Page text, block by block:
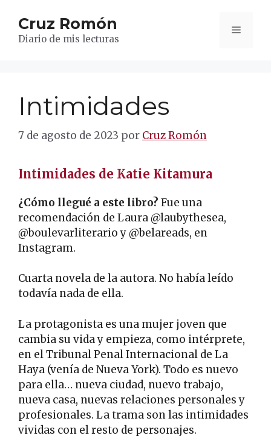
contenido
Cruz Romón
Diario de mis lecturas
Menú
Intimidades
7 de agosto de 2023 por Cruz Romón
Intimidades de Katie Kitamura
¿Cómo llegué a este libro? Fue una
recomendación de Laura @laubythesea,
@boulevarliterario y @belareads, en
Instagram.
Cuarta novela de la autora. No había leído
todavía nada de ella.
La protagonista es una mujer joven que
cambia su vida y empieza, como intérprete,
en el Tribunal Penal Internacional de La
Haya (venía de Nueva York). Todo es nuevo
para ella… nueva ciudad, nuevo trabajo,
nueva casa, nuevas relaciones personales y
profesionales. La trama son las intimidades
vividas con el resto de personajes.